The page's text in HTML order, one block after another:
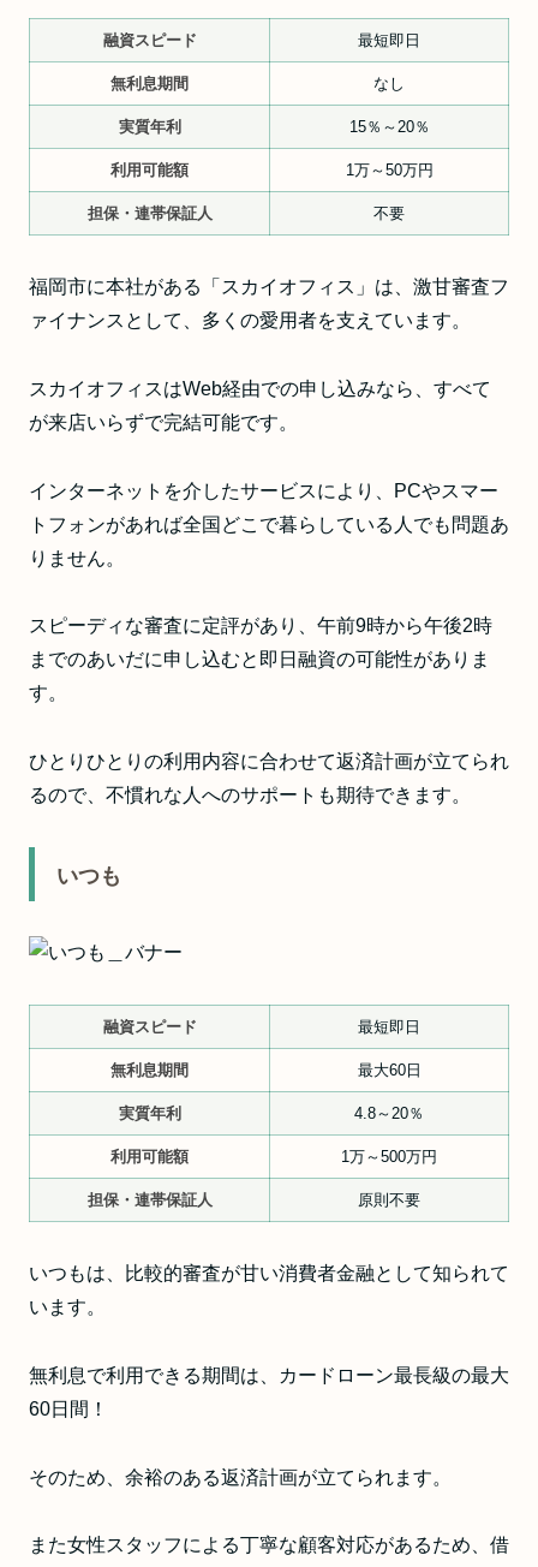
融資スピード 最短即日
無利息期間 なし
実質年利 15％～20％
利用可能額 1万～50万円
担保・連帯保証人 不要
福岡市に本社がある「スカイオフィス」は、激甘審査フ
ァイナンスとして、多くの愛用者を支えています。
スカイオフィスはWeb経由での申し込みなら、すべて
が来店いらずで完結可能です。
インターネットを介したサービスにより、PCやスマー
トフォンがあれば全国どこで暮らしている人でも問題あ
りません。
スピーディな審査に定評があり、午前9時から午後2時
までのあいだに申し込むと即日融資の可能性がありま
す。
ひとりひとりの利用内容に合わせて返済計画が立てられ
るので、不慣れな人へのサポートも期待できます。
いつも
融資スピード 最短即日
無利息期間 最大60日
実質年利 4.8～20％
利用可能額 1万～500万円
担保・連帯保証人 原則不要
いつもは、比較的審査が甘い消費者金融として知られて
います。
無利息で利用できる期間は、カードローン最長級の最大
60日間！
そのため、余裕のある返済計画が立てられます。
また女性スタッフによる丁寧な顧客対応があるため、借